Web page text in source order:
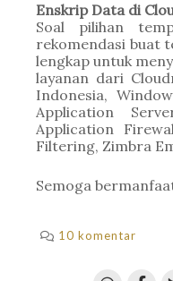
Enskrip Data di
Soal pilihan
rekomendasi buat
lengkap untuk
layanan dari
Indonesia,
Application
Application
Filtering, Zimbra
Semoga
10 komentar